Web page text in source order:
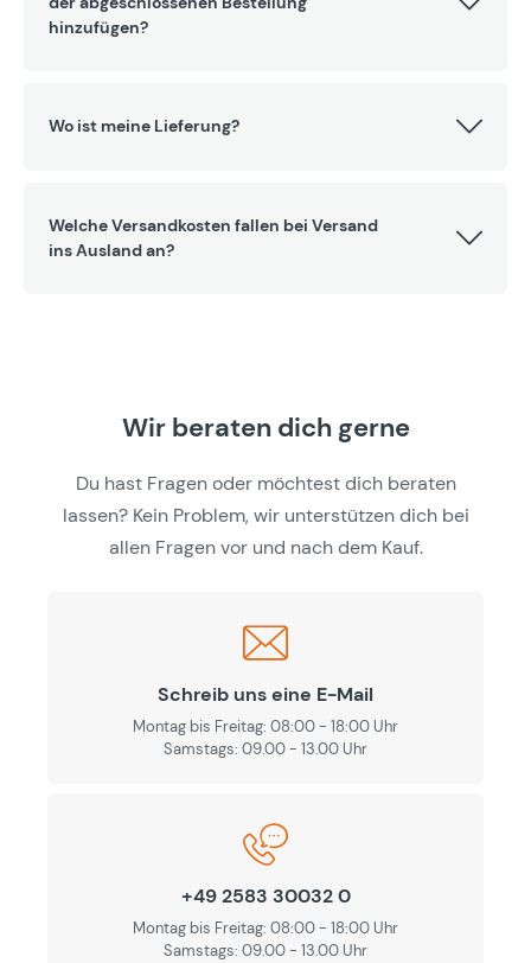
hinzufügen?
Wo ist meine Lieferung?
Welche Versandkosten fallen bei Versand
ins Ausland an?
Wir beraten dich gerne
Du hast Fragen oder möchtest dich beraten
lassen? Kein Problem, wir unterstützen dich bei
allen Fragen vor und nach dem Kauf.
Schreib uns eine E-Mail
Montag bis Freitag: 08:00 - 18:00 Uhr
Samstags: 09.00 - 13.00 Uhr
+49 2583 30032 0
Montag bis Freitag: 08:00 - 18:00 Uhr
Samstags: 09.00 - 13.00 Uhr